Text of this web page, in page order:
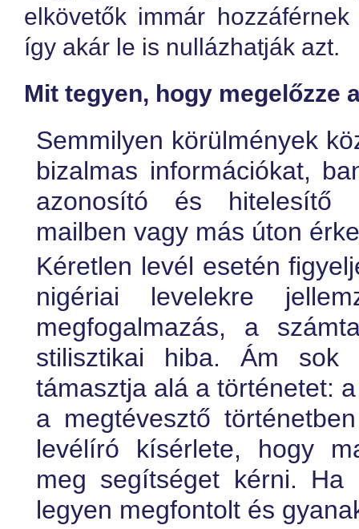
elkövetők immár
így akár le is nullázhatják azt.
Mit tegyen, hogy megelőzze
Semmilyen körülmények
bizalmas információkat,
azonosító és hitelesítő
mailben vagy más úton
Kéretlen levél esetén
nigériai levelekre
megfogalmazás, a
stilisztikai hiba. Ám sok
támasztja alá a történetet:
a megtévesztő
levélíró kísérlete, hogy
meg segítséget kérni. Ha
legyen megfontolt és